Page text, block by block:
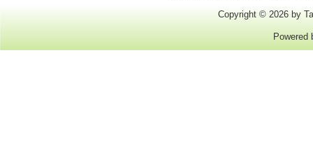
Copyright © 2026 by
Powered